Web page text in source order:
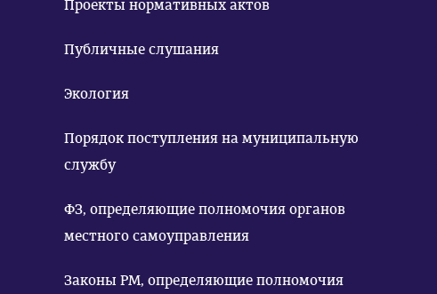
Проекты нормативных актов
Публичные слушания
Экология
Порядок поступления на муниципальную
службу
ФЗ, определяющие полномочия органов
местного самоуправления
Законы РМ, определяющие полномочия